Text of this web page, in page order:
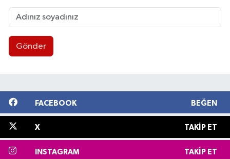
Gönder
FACEBOOK BEĞEN
X TAKIP ET
INSTAGRAM TAKIP ET